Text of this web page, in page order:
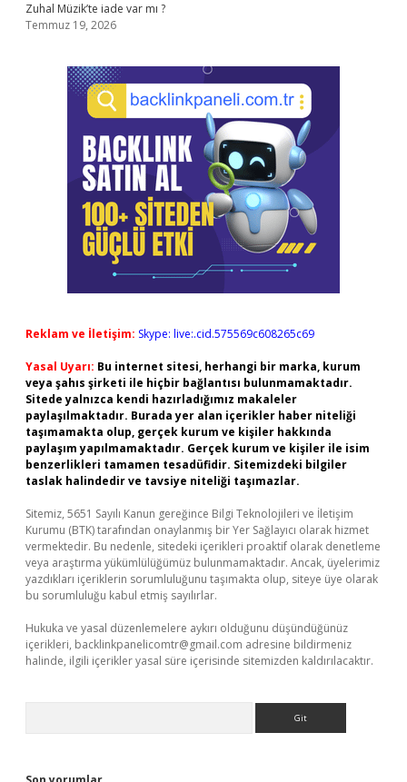
Zuhal Müzik’te iade var mı ?
Temmuz 19, 2026
Reklam ve İletişim: Skype: live:.cid.575569c608265c69
Yasal Uyarı: Bu internet sitesi, herhangi bir marka, kurum
veya şahıs şirketi ile hiçbir bağlantısı bulunmamaktadır.
Sitede yalnızca kendi hazırladığımız makaleler
paylaşılmaktadır. Burada yer alan içerikler haber niteliği
taşımamakta olup, gerçek kurum ve kişiler hakkında
paylaşım yapılmamaktadır. Gerçek kurum ve kişiler ile isim
benzerlikleri tamamen tesadüfidir. Sitemizdeki bilgiler
taslak halindedir ve tavsiye niteliği taşımazlar.
Sitemiz, 5651 Sayılı Kanun gereğince Bilgi Teknolojileri ve İletişim
Kurumu (BTK) tarafından onaylanmış bir Yer Sağlayıcı olarak hizmet
vermektedir. Bu nedenle, sitedeki içerikleri proaktif olarak denetleme
veya araştırma yükümlülüğümüz bulunmamaktadır. Ancak, üyelerimiz
yazdıkları içeriklerin sorumluluğunu taşımakta olup, siteye üye olarak
bu sorumluluğu kabul etmiş sayılırlar.
Hukuka ve yasal düzenlemelere aykırı olduğunu düşündüğünüz
içerikleri, backlinkpanelicomtr@gmail.com adresine bildirmeniz
halinde, ilgili içerikler yasal süre içerisinde sitemizden kaldırılacaktır.